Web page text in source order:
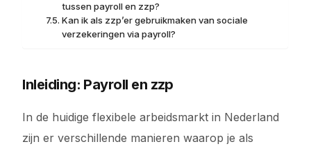
tussen payroll en zzp?
Kan ik als zzp’er gebruikmaken van sociale
verzekeringen via payroll?
Inleiding: Payroll en zzp
In de huidige flexibele arbeidsmarkt in Nederland
zijn er verschillende manieren waarop je als